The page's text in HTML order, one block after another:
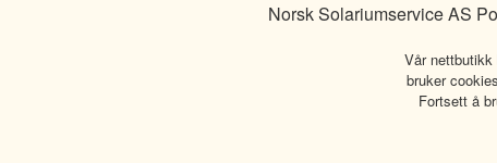
Norsk Solariumservice AS
Vår
bruker
Fortsett å